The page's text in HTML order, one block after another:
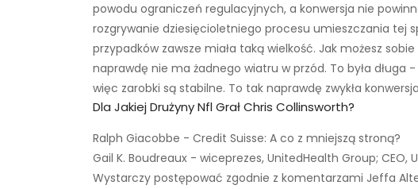
powodu ograniczeń regulacyjnych, a konwersja nie
rozgrywanie dziesięcioletniego procesu umieszczania tej
przypadków zawsze miała taką wielkość. Jak możesz
naprawdę nie ma żadnego wiatru w przód. To była
więc zarobki są stabilne. To tak naprawdę zwykła
Dla Jakiej Drużyny Nfl Grał Chris Collinsworth?
Ralph Giacobbe - Credit Suisse: A co z mniejszą stroną?
Gail K. Boudreaux - wiceprezes, UnitedHealth Group; CEO,
Wystarczy postępować zgodnie z komentarzami Jeffa